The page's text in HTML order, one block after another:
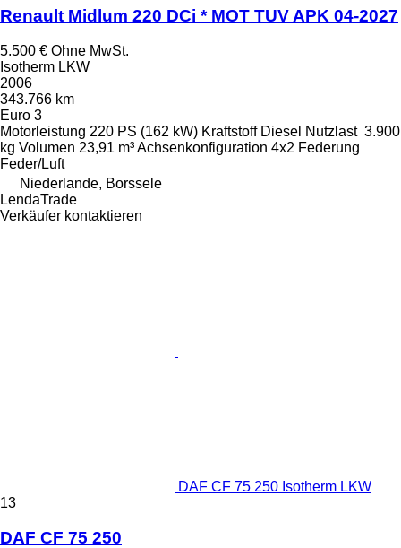
Renault Midlum 220 DCi * MOT TUV APK 04-2027
5.500 € Ohne MwSt.
Isotherm LKW
2006
343.766 km
Euro 3
Motorleistung 220 PS (162 kW) Kraftstoff Diesel Nutzlast 3.900
kg Volumen 23,91 m³Achsenkonfiguration 4x2 Federung
Feder/Luft
Niederlande, Borssele
LendaTrade
Verkäufer kontaktieren
DAF CF 75 250 Isotherm LKW
13
DAF CF 75 250